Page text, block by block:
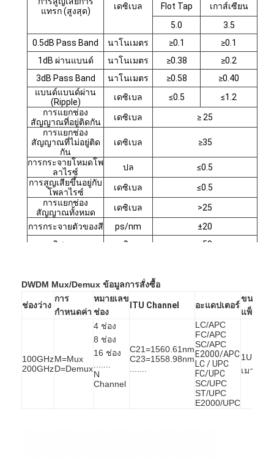
ทัวร์โรงงาน
ควบคุมคุณภาพ
ติดต่อเรา
ข่าว
พูดคุยกันเดี๋ยวนี้
MPO MTP
WDM MUX DEMUX
แยก PLC ไฟเบอร์ออปติก
Patchcord ไฟเบอร์ออปติก
ผมเปียไฟเบอร์ออปติก
อะแดปเตอร์ใยแก้วนำแสง
ช่องเสียบสายไฟเบอร์ออปติก
ลดทอนใยแก้วนำแสง
แทรก (สูงสุด)
เดซิเบล Flot Tap
เกาส์เซียน
5.0
3.5
0.5dB Pass Band นาโนเมตร ≥0.1 ≥0.1
1dB ผ่านแบนด์
นาโนเมตร ≥0. 38 ≥0. 2
3dB Pass Band
นาโนเมตร ≥0. 58 ≥0. 40
แบนด์แบนด์ผ่าน
(Ripple)
เดซิเบล ≤0.5 ≤1.2
การแยกช่อง
สัญญาณที่อยู่ติดกัน
เดซิเบล
≥ 25
การแยกช่อง
สัญญาณที่ไม่อยู่ติด
กัน
เดซิเบล ≥35
การกระจายโหมดโพ
ลาไรซ์
ปล
≤0.5
การสูญเสียขึ้นอยู่กับ
โพลาไรซ์
เดซิเบล
≤0.5
การแยกช่อง
สัญญาณทั้งหมด
เดซิเบล
>25
การกระจายตัวของสี
ps/nm
±20
ทิศทาง
เดซิเบล
≥50
ทำงาน
° C
อุณหภูมิในการจัด
เก็บ
° C
-40 ~ + 85
1U แร็คเมาท์
DWDM Mux/Demuxข้อมูลการสั่งซื้อ
ช่องว่าง
การ
กำหนดค่า
หมายเลข
ช่อง
ITU Channel อะแดปเตอร์
ขนาด
แพ็คเกจ
100GHz
200GHz
M=Mux
D=Demux
4 ช่อง
8 ช่อง
16 ช่อง
.......
N
Channel
C21=1560.61nm
C23=1558.98nm
.......
LC/APC
FC/APC
SC/APC
E2000/APC
LC / UPC
FC/UPC
SC/UPC
ST/UPC
E2000/UPC
1U แร็ค
เมาท์